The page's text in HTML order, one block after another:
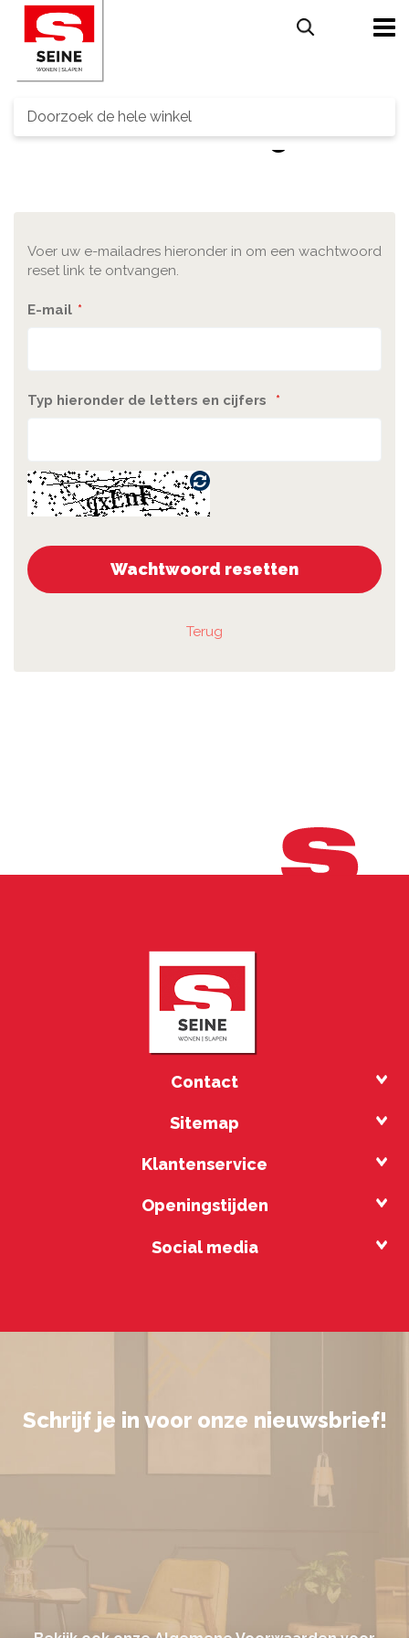
Search
Wachtwoord vergeten?
Voer uw e-mailadres hieronder in om een wachtwoord
reset link te ontvangen.
E-mail
Typ hieronder de letters en cijfers
CAPTCHA
herladen
Wachtwoord resetten
Terug
Contact
Sitemap
Klantenservice
Openingstijden
Social media
Schrijf je in voor onze nieuwsbrief!